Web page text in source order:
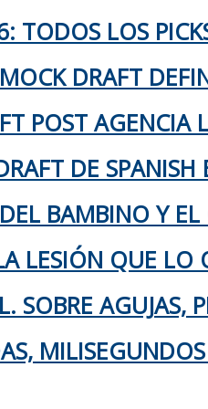
TODOS LOS
DRAFT
POST AGENCIA
DE SPANISH
BAMBINO Y
LESIÓN QUE LO
SOBRE AGUJAS,